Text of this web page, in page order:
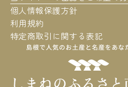
個人情報保護方針
利用規約
特定商取引に関する表記